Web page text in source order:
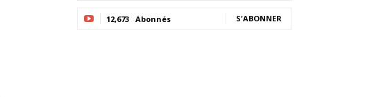
12,673 Abonnés S'ABONNER